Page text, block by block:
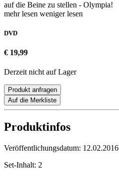
auf die Beine zu stellen - Olympia!
mehr lesen weniger lesen
DVD
€ 19,99
Derzeit nicht auf Lager
Produkt anfragen
Auf die Merkliste
Produktinfos
Veröffentlichungsdatum: 12.02.2016
Set-Inhalt: 2